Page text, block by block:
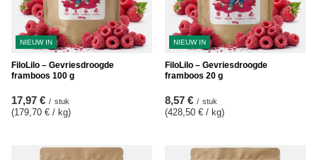
NIEUW IN
FiloLilo – Gevriesdroogde
framboos 100 g
17,97 € / stuk
(179,70 € / kg)
NIEUW IN
FiloLilo – Gevriesdroogde
framboos 20 g
8,57 € / stuk
(428,50 € / kg)